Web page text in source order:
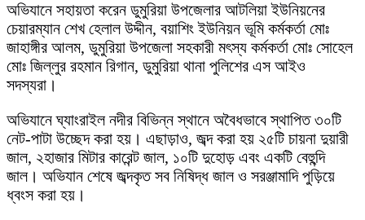
অভিযানে সহায়তা করেন ডুমুরিয়া উপজেলার আটলিয়া ইউনিয়নের
চেয়ারম্যান শেখ হেলাল উদ্দীন, বয়াশিং ইউনিয়ন ভূমি কর্মকর্তা মোঃ
জাহাঙ্গীর আলম, ডুমুরিয়া উপজেলা সহকারী মৎস্য কর্মকর্তা মোঃ সোহেল
মোঃ জিল্লুর রহমান রিগান, ডুমুরিয়া থানা পুলিশের এস আইও
সদস্যরা।
অভিযানে ঘ্যাংরাইল নদীর বিভিন্ন স্থানে অবৈধভাবে স্থাপিত ৩০টি
নেট-পাটা উচ্ছেদ করা হয়। এছাড়াও, জব্দ করা হয় ২৫টি চায়না দুয়ারী
জাল, ২হাজার‌ মিটার কারেন্ট জাল, ১০টি দুহোড় এবং একটি বেহুন্দি
জাল। অভিযান শেষে জব্দকৃত সব নিষিদ্ধ জাল ও সরঞ্জামাদি পুড়িয়ে
ধ্বংস করা হয়।